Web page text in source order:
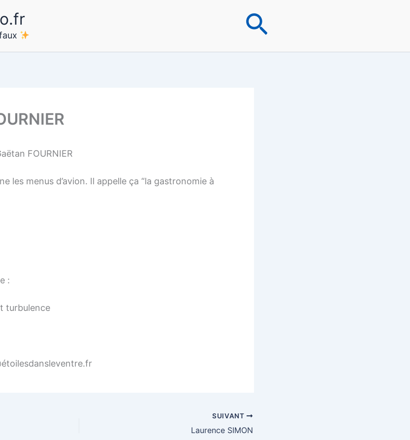
Rechercher
FOURNIER
les menus d’avion. Il appelle ça “la gastronomie à
:
turbulence
SUIVANT
Laurence SIMON